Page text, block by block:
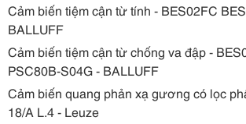
Cảm biến tiệm cận từ tính - BES02FC
BALLUFF
Cảm biến tiệm cận từ chống va đập -
PSC80B-S04G - BALLUFF
Cảm biến quang phản xạ gương có lọc
18/A L.4 - Leuze